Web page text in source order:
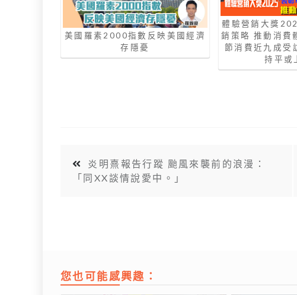
美國羅素2000指數反映美國經濟
存隱憂
體驗營銷大獎
銷策略 推動消費
節消費近九成受
持平或
炎明熹報告行蹤 颱風來襲前的浪漫：
「同XX談情說愛中。」
您也可能感興趣：